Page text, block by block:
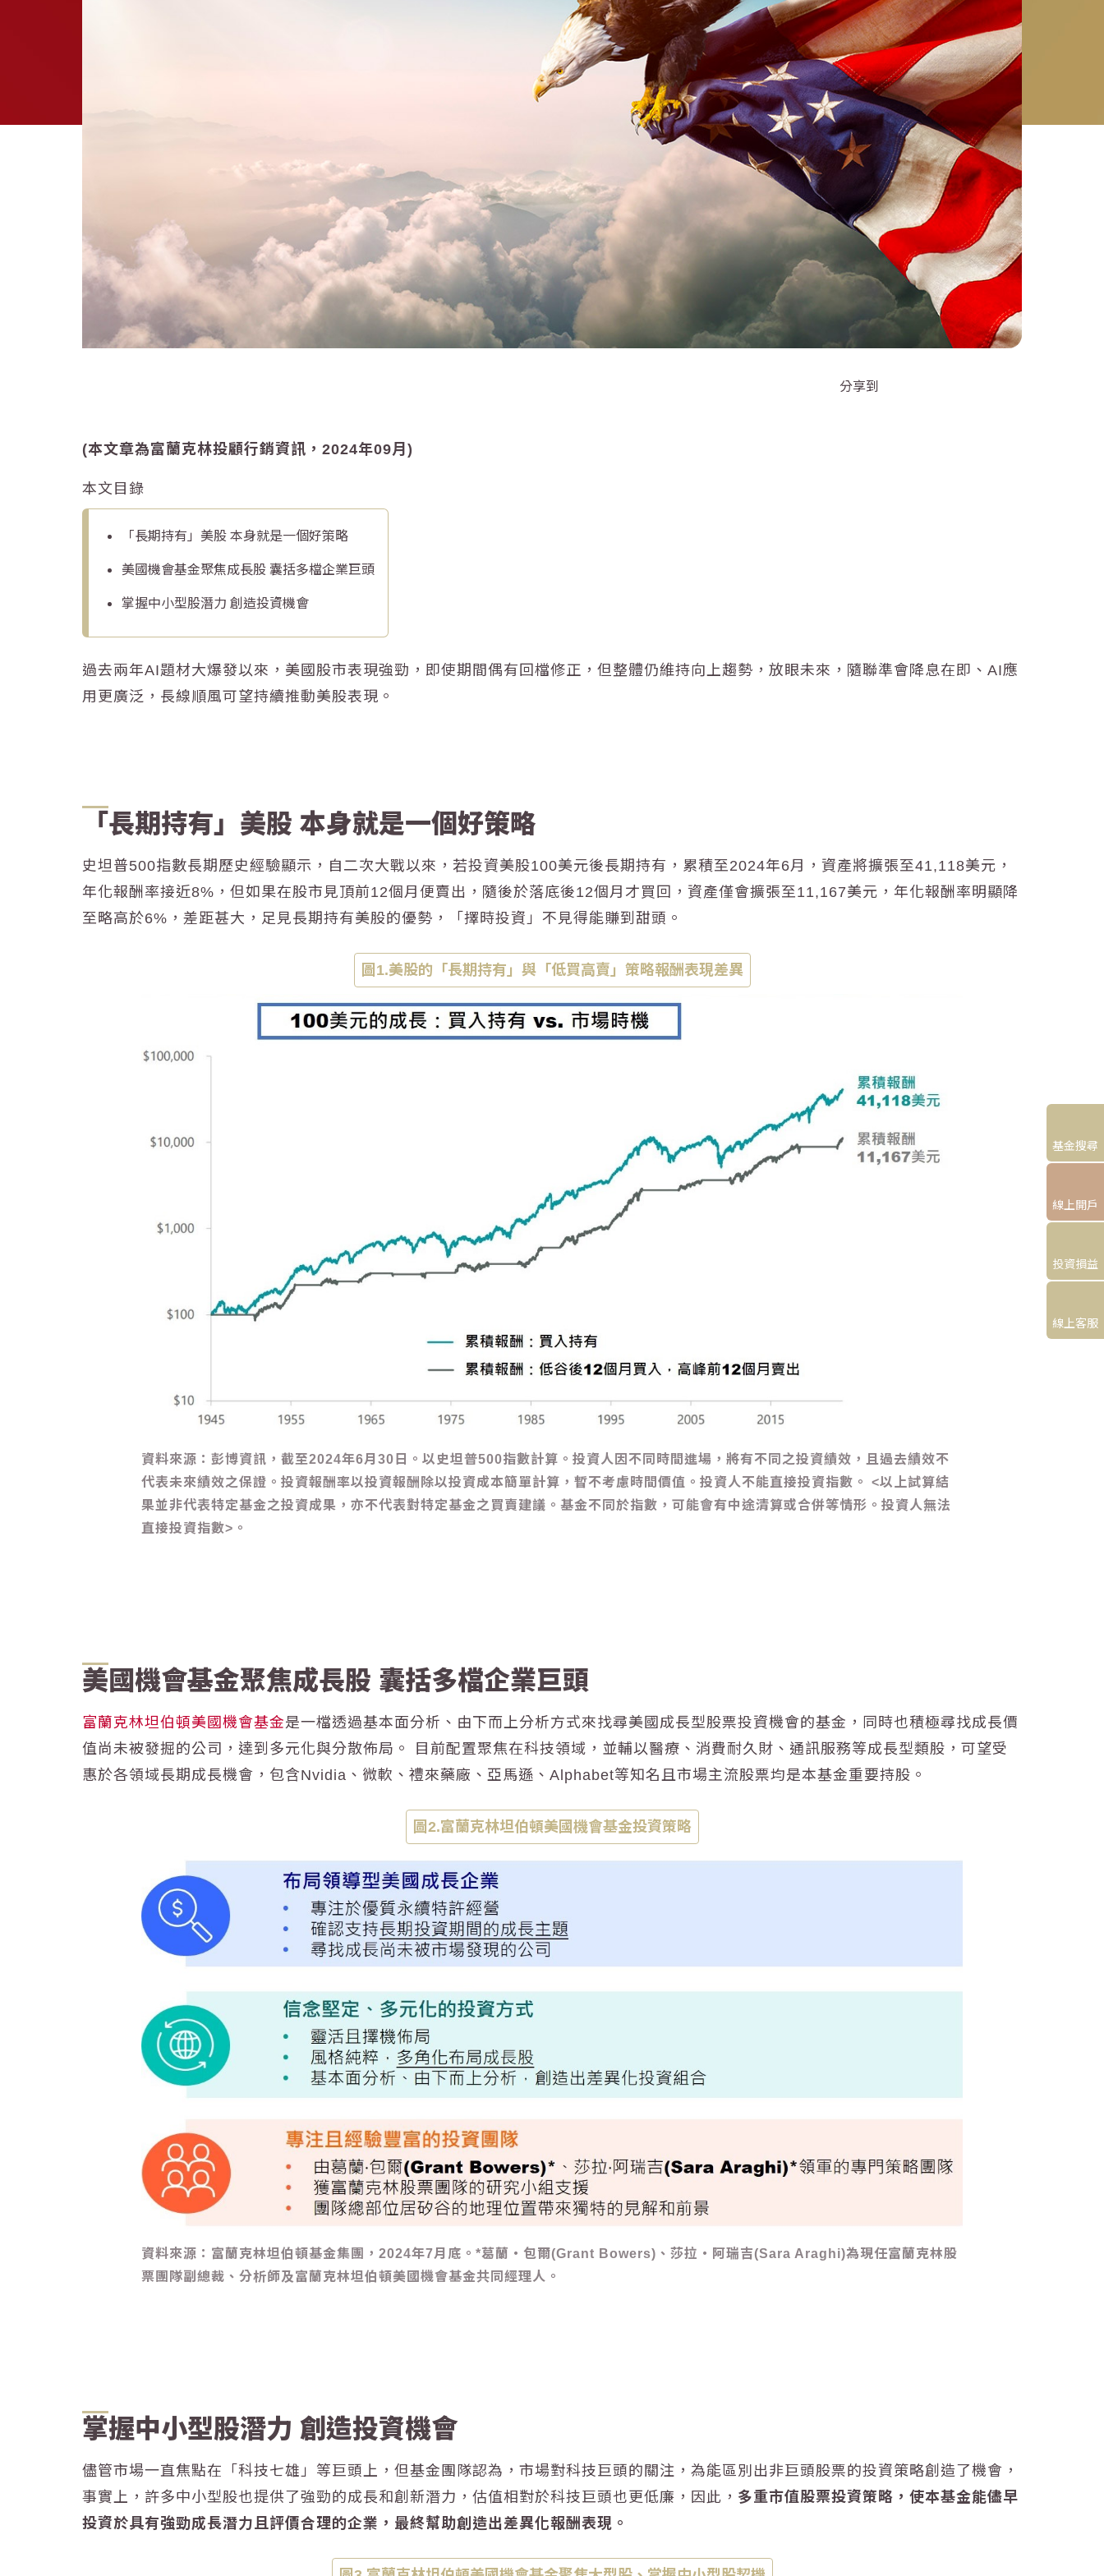
分享到
(本文章為富蘭克林投顧行銷資訊，2024年09月)
本文目錄
「長期持有」美股 本身就是一個好策略
美國機會基金聚焦成長股 囊括多檔企業巨頭
掌握中小型股潛力 創造投資機會
過去兩年AI題材大爆發以來，美國股市表現強勁，即使期間偶有回檔修正，但整體仍維持向上趨勢， 放眼未來，隨聯準會降息在即、AI應
用更廣泛，長線順風可望持續推動美股表現 。
「長期持有」美股 本身就是一個好策略
史坦普500指數長期歷史經驗顯示，自二次大戰以來，若投資美股100美元後長期持有，累積至2024年6月，資產將擴張至41,118美元，
年化報酬率接近8%，但如果在股市見頂前12個月便賣出，隨後於落底後12個月才買回，資產僅會擴張至11,167美元，年化報酬率明顯降
至略高於6%，差距甚大，足見長期持有美股的優勢，「擇時投資」不見得能賺到甜頭 。
圖1.美股的「長期持有」與「低買高賣」策略報酬表現差異
資料來源：彭博資訊，截至2024年6月30日。以史坦普500指數計算。投資人因不同時間進場，將有不同之投資績效，且過去績效不
代表未來績效之保證。投資報酬率以投資報酬除以投資成本簡單計算，暫不考慮時間價值。投資人不能直接投資指數。 <以上試算結
果並非代表特定基金之投資成果，亦不代表對特定基金之買賣建議。基金不同於指數，可能會有中途清算或合併等情形。投資人無法
直接投資指數>。
美國機會基金聚焦成長股 囊括多檔企業巨頭
富蘭克林坦伯頓美國機會基金是一檔透過基本面分析、由下而上分析方式來找尋美國成長型股票投資機會的基金，同時也積極尋找成長價
值尚未被發掘的公司，達到多元化與分散佈局。
目前配置聚焦在科技領域，並輔以醫療、消費耐久財、通訊服務等成長型類股，可望受
惠於各領域長期成長機會，包含Nvidia、微軟、禮來藥廠、亞馬遜、Alphabet等知名且市場主流股票均是本基金重要持股。
圖2.富蘭克林坦伯頓美國機會基金投資策略
資料來源：富蘭克林坦伯頓基金集團，2024年7月底。*葛蘭‧包爾(Grant Bowers)、莎拉‧阿瑞吉(Sara Araghi)為現任富蘭克林股
票團隊副總裁、分析師及富蘭克林坦伯頓美國機會基金共同經理人。
掌握中小型股潛力 創造投資機會
儘管市場一直焦點在「科技七雄」等巨頭上，但基金團隊認為，市場對科技巨頭的關注，為能區別出非巨頭股票的投資策略創造了機會，
事實上，許多中小型股也提供了強勁的成長和創新潛力，估值相對於科技巨頭也更低廉，因此， 多重市值股票投資策略，使本基金能儘早
投資於具有強勁成長潛力且評價合理的企業，最終幫助創造出差異化報酬表現。
基金搜尋
線上開戶
投資損益
線上客服